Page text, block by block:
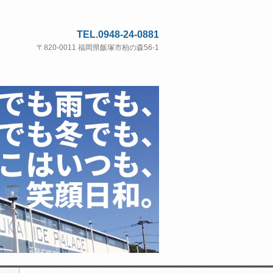
TEL.0948-24-0881
〒820-0011 福岡県飯塚市柏の森56-1